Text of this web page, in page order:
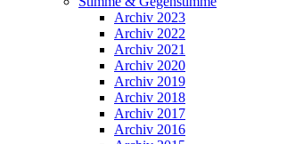
Archiv 2023
Archiv 2022
Archiv 2021
Archiv 2020
Archiv 2019
Archiv 2018
Archiv 2017
Archiv 2016